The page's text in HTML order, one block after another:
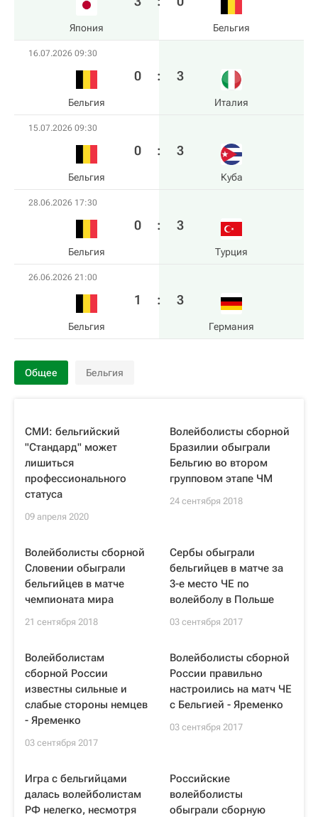
Япония Бельгия
16.07.2026 09:30
Бельгия
0 : 3
Италия
15.07.2026 09:30
Бельгия
0 : 3
Куба
28.06.2026 17:30
Бельгия
0 : 3
Турция
26.06.2026 21:00
Бельгия
1 : 3
Германия
Общее Бельгия
СМИ: бельгийский
"Стандард" может
лишиться
профессионального
статуса
09 апреля 2020
Волейболисты сборной
Бразилии обыграли
Бельгию во втором
групповом этапе ЧМ
24 сентября 2018
Волейболисты сборной
Словении обыграли
бельгийцев в матче
чемпионата мира
21 сентября 2018
Сербы обыграли
бельгийцев в матче за
3-е место ЧЕ по
волейболу в Польше
03 сентября 2017
Волейболистам
сборной России
известны сильные и
слабые стороны немцев
- Яременко
03 сентября 2017
Волейболисты сборной
России правильно
настроились на матч ЧЕ
с Бельгией - Яременко
03 сентября 2017
Игра с бельгийцами
далась волейболистам
РФ нелегко, несмотря
Российские
волейболисты
обыграли сборную